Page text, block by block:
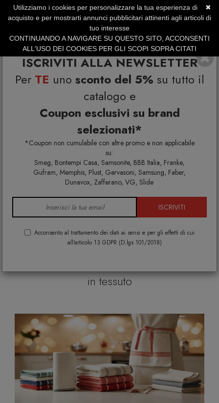
ISCRIVITI ALLA NEWSLETTER
Per TE uno sconto del 5% su tutto il
catalogo e
Coupon esclusivi su brand
selezionati*
*Coupon non cumulabile con altre promo e non applicabile
su:
Smeg, Bontempi Casa, Samsonite, BBB Italia, Franke,
Gufram, Memphis, Plust, Gervasoni, Samsung, Faber,
Dunavox, Zafferano, VG, Slide
ISCRIVITI
Acconsento al trattamento dei dati ai sensi e per gli effetti di cui
all'articolo 13 GDPR (D.lgs 101/2018)
SERVIZIO CLIENTI +39.0773.470.562
SUMMER SALES | Fino al 40% di Sconto
Cucina
TESSILI CUCINA
Tessili Cucina di Design con idee e
tendenze per dare stile e funzione al
tuo laboratorio di sapori in una
in tessuto
✖
Utilizziamo i cookies per personalizzare la tua esperienza di
acquisto e per mostrarti annunci pubblicitari attinenti agli articoli di
tuo interesse
CONTINUANDO A NAVIGARE SU QUESTO SITO, ACCONSENTI
ALL'USO DEI COOKIES PER GLI SCOPI SOPRA CITATI